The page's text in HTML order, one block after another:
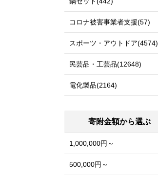
コロナ被害事業者支援(57)
スポーツ・アウトドア(4574)
民芸品・工芸品(12648)
電化製品(2164)
寄附金額から選ぶ
1,000,000円～
500,000円～